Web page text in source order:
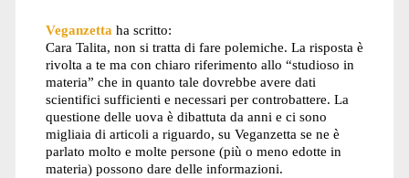
Veganzetta ha scritto:
Cara Talita, non si tratta di fare polemiche. La risposta è
rivolta a te ma con chiaro riferimento allo “studioso in
materia” che in quanto tale dovrebbe avere dati
scientifici sufficienti e necessari per controbattere. La
questione delle uova è dibattuta da anni e ci sono
migliaia di articoli a riguardo, su Veganzetta se ne è
parlato molto e molte persone (più o meno edotte in
materia) possono dare delle informazioni.